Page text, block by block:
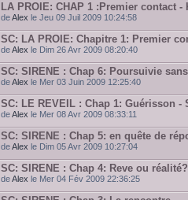
LA PROIE: CHAP 1 :Premier contact -
deAlex le Jeu 09 Juil 2009 10:24:58
SC: LA PROIE: Chapitre 1: Premier
deAlex le Dim 26 Avr 2009 08:20:40
SC: SIRENE : Chap 6: Poursuivie
deAlex le Mer 03 Juin 2009 12:25:40
SC: LE REVEIL : Chap 1: Guérisson -
deAlex le Mer 08 Avr 2009 08:33:11
SC: SIRENE : Chap 5: en quête de
deAlex le Dim 05 Avr 2009 10:27:04
SC: SIRENE : Chap 4: Reve ou réalité?
deAlex le Mer 04 Fév 2009 22:36:25